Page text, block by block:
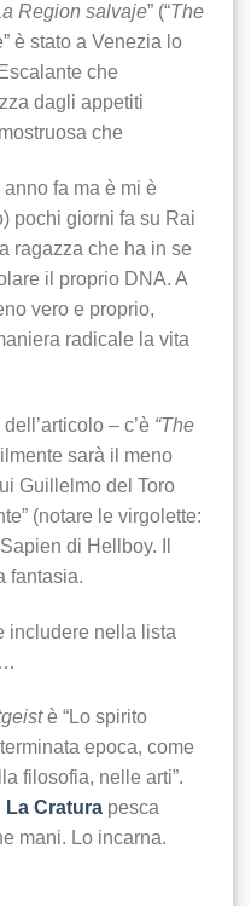
Region salvaje” (“The
è stato a Venezia lo
che
dagli appetiti
che
fa ma è mi è
pochi giorni fa su Rai
ragazza che ha in se
il proprio DNA. A
vero e proprio,
radicale la vita
– c’è “The
sarà il meno
Guillelmo del Toro
(notare le virgolette:
di Hellboy. Il
fantasia.
includere nella lista
è “Lo spirito
epoca, come
filosofia, nelle arti”.
La Cratura pesca
mani. Lo incarna.